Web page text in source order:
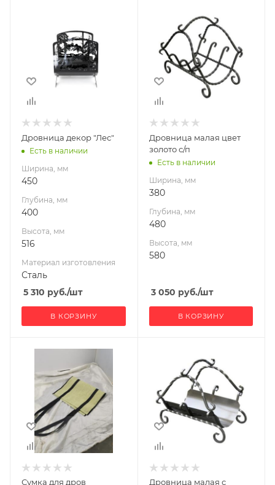
Глубина, мм
Высота, мм
516
Материал
Сталь
Дровница декор "Лес"
Есть в наличии
Ширина, мм
450
Глубина, мм
400
Высота, мм
516
Материал изготовления
Сталь
5 310 руб./шт
В КОРЗИНУ
Глубина, мм
480
Высота, мм
580
Дровница малая цвет
золото с/п
Есть в наличии
Ширина, мм
380
Глубина, мм
480
Высота, мм
580
3 050 руб./шт
В КОРЗИНУ
Глубина, мм
Высота, мм
250
Габариты В*Ш*Г мм
Сумка для дров
Глубина, мм
380
Высота, мм
460
Дровница малая с